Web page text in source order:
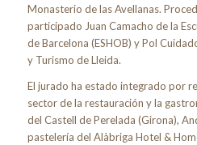
Monasterio de las Avellanas.
participado Juan Camacho de la
de Barcelona (ESHOB) y Pol
y Turismo de Lleida.
El jurado ha estado integrado por
sector de la restauración y la
del Castell de Perelada (Girona),
pastelería del Alàbriga Hotel &